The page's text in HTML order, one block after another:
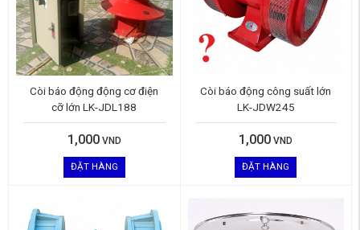
Còi báo động động cơ điện
cỡ lớn LK-JDL188
1,000 VND
ĐẶT HÀNG
Còi báo động công suất lớn
LK-JDW245
1,000 VND
ĐẶT HÀNG